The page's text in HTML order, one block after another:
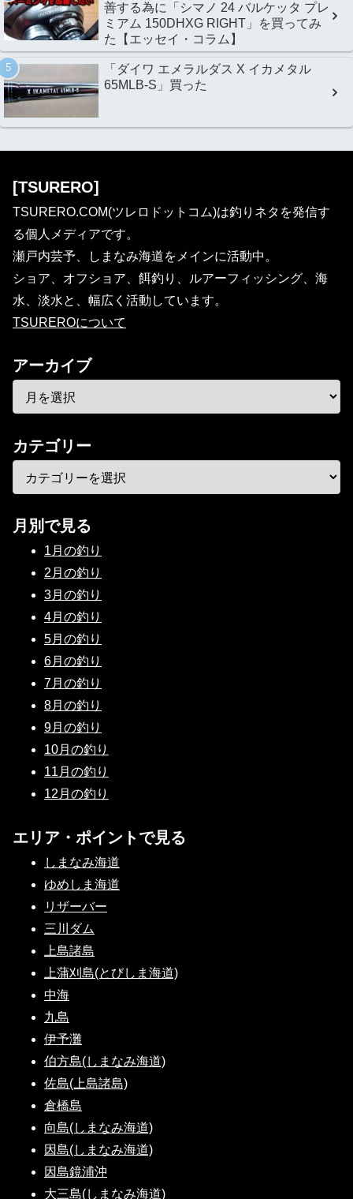
善する為に「シマノ 24 バルケッタ プレ
ミアム 150DHXG RIGHT」を買ってみ
た【エッセイ・コラム】
「ダイワ エメラルダス X イカメタル
65MLB-S」買った
[TSURERO]
TSURERO.COM(ツレロドットコム)は釣りネタを発信す
る個人メディアです。
瀬戸内芸予、しまなみ海道をメインに活動中。
ショア、オフショア、餌釣り、ルアーフィッシング、海
水、淡水と、幅広く活動しています。
TSUREROについて
アーカイブ
カテゴリー
月別で見る
1月の釣り
2月の釣り
3月の釣り
4月の釣り
5月の釣り
6月の釣り
7月の釣り
8月の釣り
9月の釣り
10月の釣り
11月の釣り
12月の釣り
エリア・ポイントで見る
しまなみ海道
ゆめしま海道
リザーバー
三川ダム
上島諸島
上蒲刈島(とびしま海道)
中海
九島
伊予灘
伯方島(しまなみ海道)
佐島(上島諸島)
倉橋島
向島(しまなみ海道)
因島(しまなみ海道)
因島鏡浦沖
大三島(しまなみ海道)